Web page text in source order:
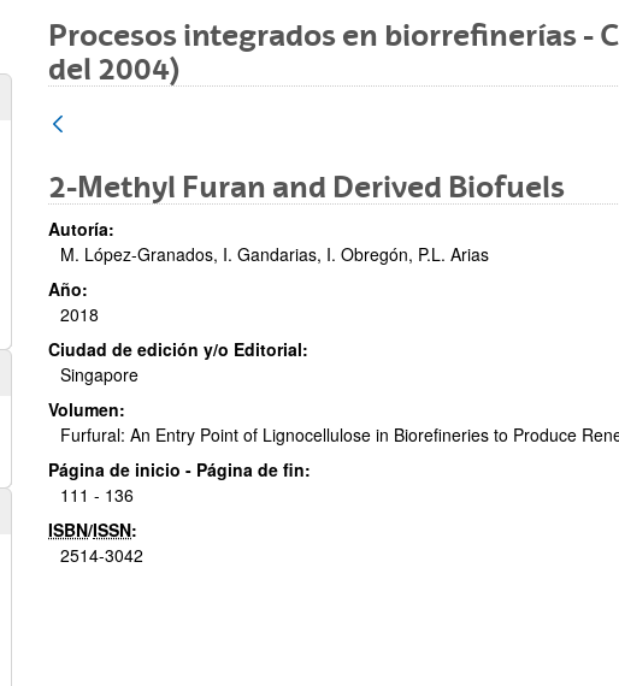
ocultar subpáginas
ocultar subpáginas
ocultar subpáginas
Procesos integrados en biorrefinerías -
del 2004)
2-Methyl Furan and Derived Biofuels
Autoría:
M. López-Granados, I. Gandarias, I. Obregón, P.L. Arias
Año:
2018
Ciudad de edición y/o Editorial:
Singapore
Volumen:
Furfural: An Entry Point of Lignocellulose in Biorefineries to Produce
Página de inicio - Página de fin:
111 - 136
ISBN/ISSN:
2514-3042